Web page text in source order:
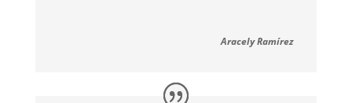
Aracely Ramírez